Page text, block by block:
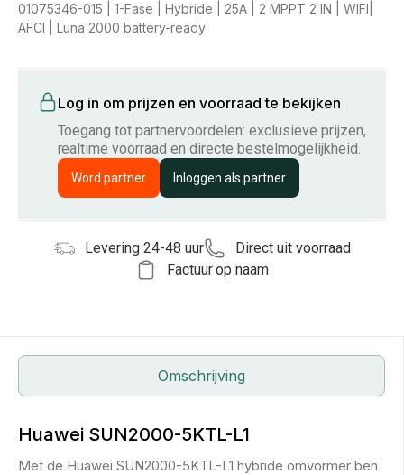
01075346-015 | 1-Fase | Hybride | 25A | 2 MPPT 2 IN | WIFI|
AFCI | Luna 2000 battery-ready
Log in om prijzen en voorraad te bekijken
Toegang tot partnervoordelen: exclusieve prijzen,
realtime voorraad en directe bestelmogelijkheid.
Word partner Inloggen als partner
Levering 24-48 uur
Direct uit voorraad
Factuur op naam
Omschrijving
Huawei SUN2000-5KTL-L1
Met de Huawei SUN2000-5KTL-L1 hybride omvormer ben